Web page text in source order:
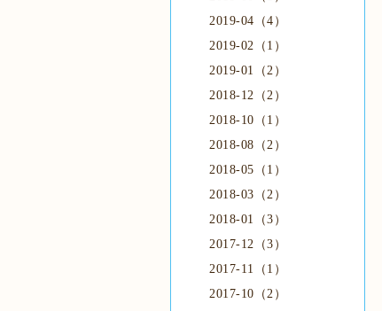
2019-04（4）
2019-02（1）
2019-01（2）
2018-12（2）
2018-10（1）
2018-08（2）
2018-05（1）
2018-03（2）
2018-01（3）
2017-12（3）
2017-11（1）
2017-10（2）